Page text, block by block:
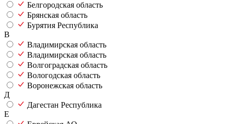
Белгородская область
Брянская область
Бурятия Республика
В
Владимирская область
Владимирская область
Волгоградская область
Вологодская область
Воронежская область
Д
Дагестан Республика
Е